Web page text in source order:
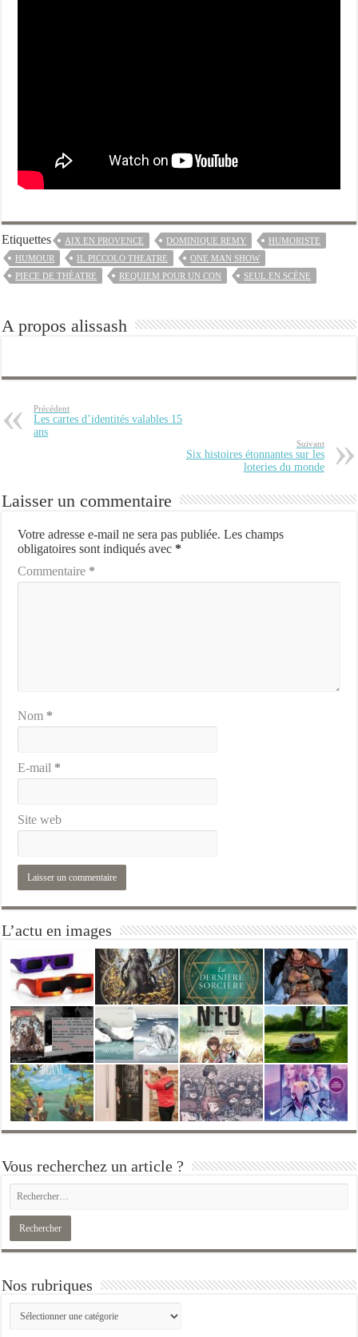
Etiquettes AIX EN PROVENCE DOMINIQUE REMY
HUMORISTE
HUMOUR
IL PICCOLO THEATRE
ONE MAN SHOW
PIECE DE THÉATRE
REQUIEM POUR UN CON SEUL EN SCÈNE
A propos alissash
Précédent
Les cartes d’identités valables 15
ans
Suivant
Six histoires étonnantes sur les
loteries du monde
Laisser un commentaire
Votre adresse e-mail ne sera pas publiée. Les champs
obligatoires sont indiqués avec *
Commentaire *
Nom *
E-mail *
Site web
L’actu en images
Vous recherchez un article ?
Nos rubriques
Nos
rubriques